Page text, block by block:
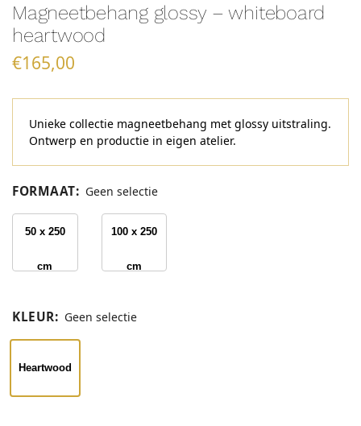
Magneetbehang glossy – whiteboard
heartwood
€165,00
Unieke collectie magneetbehang met glossy uitstraling.
Ontwerp en productie in eigen atelier.
FORMAAT: Geen selectie
50 x 250
cm
100 x 250
cm
KLEUR: Geen selectie
Heartwood